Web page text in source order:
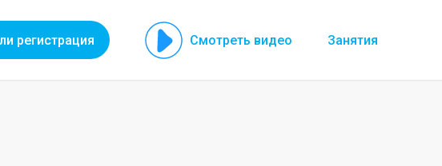
регистрация Смотреть видео Занятия